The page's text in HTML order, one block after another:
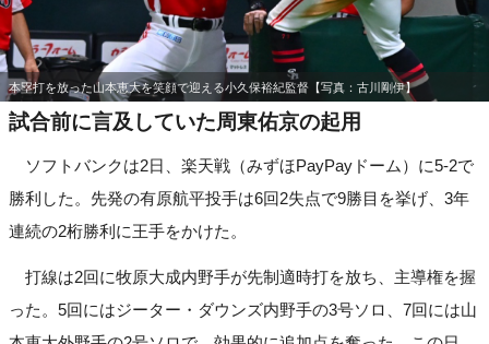
本塁打を放った山本恵大を笑顔で迎える小久保裕紀監督【写真：古川剛伊】
試合前に言及していた周東佑京の起用
ソフトバンクは2日、楽天戦（みずほPayPayドーム）に5-2で
勝利した。先発の有原航平投手は6回2失点で9勝目を挙げ、3年
連続の2桁勝利に王手をかけた。
打線は2回に牧原大成内野手が先制適時打を放ち、主導権を握
った。5回にはジーター・ダウンズ内野手の3号ソロ、7回には山